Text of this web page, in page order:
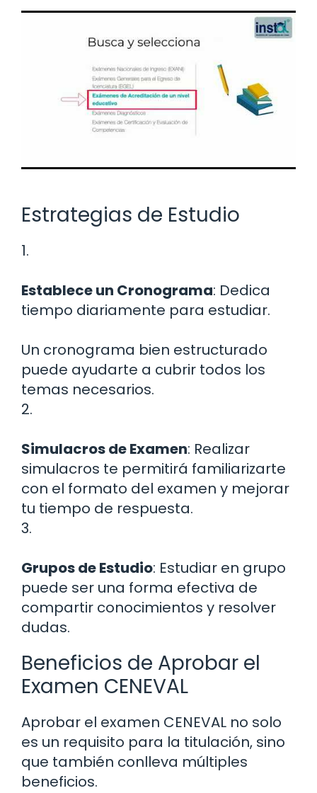
Estrategias de Estudio
1.
Establece un Cronograma: Dedica
tiempo diariamente para estudiar.
Un cronograma bien estructurado
puede ayudarte a cubrir todos los
temas necesarios.
2.
Simulacros de Examen: Realizar
simulacros te permitirá familiarizarte
con el formato del examen y mejorar
tu tiempo de respuesta.
3.
Grupos de Estudio: Estudiar en grupo
puede ser una forma efectiva de
compartir conocimientos y resolver
dudas.
Beneficios de Aprobar el
Examen CENEVAL
Aprobar el examen CENEVAL no solo
es un requisito para la titulación, sino
que también conlleva múltiples
beneficios.